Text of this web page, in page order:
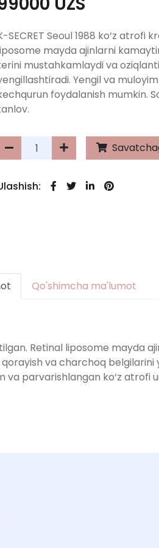
SECRET Seoul 1988 ko‘z
mayda ajinlarni
mustahkamlaydi va
Yengil va
foydalanish mumkin.
Qo'shimcha ma'lumot
Retinal liposome
va charchoq
va parvarishlangan ko‘z atrofi